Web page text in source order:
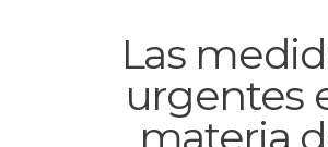
Las
urgentes